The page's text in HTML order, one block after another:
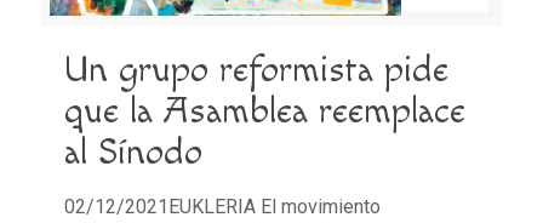
Un grupo reformista pide
que la Asamblea reemplace
al Sínodo
02/12/2021EUKLERIA El movimiento